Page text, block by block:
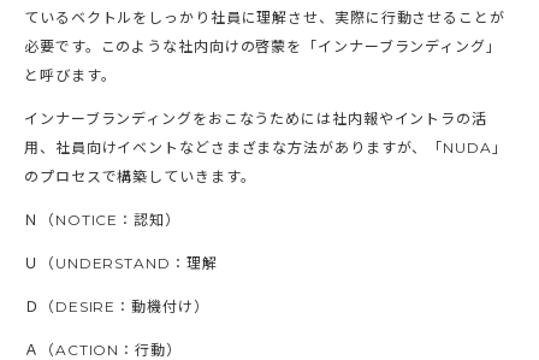
ているベクトルをしっかり社員に理解させ、実際に行動させることが
必要です。このような社内向けの啓蒙を「インナーブランディング」
と呼びます。
インナーブランディングをおこなうためには社内報やイントラの活
用、社員向けイベントなどさまざまな方法がありますが、「NUDA」
のプロセスで構築していきます。
Ｎ（NOTICE：認知）
Ｕ（UNDERSTAND：理解
Ｄ（DESIRE：動機付け）
Ａ（ACTION：行動）